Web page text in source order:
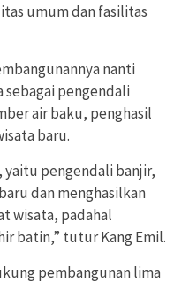
umum dan fasilitas
nanti
pengendali
air baku, penghasil
baru.
yaitu pengendali banjir,
dan menghasilkan
wisata, padahal
batin,” tutur Kang Emil.
pembangunan lima